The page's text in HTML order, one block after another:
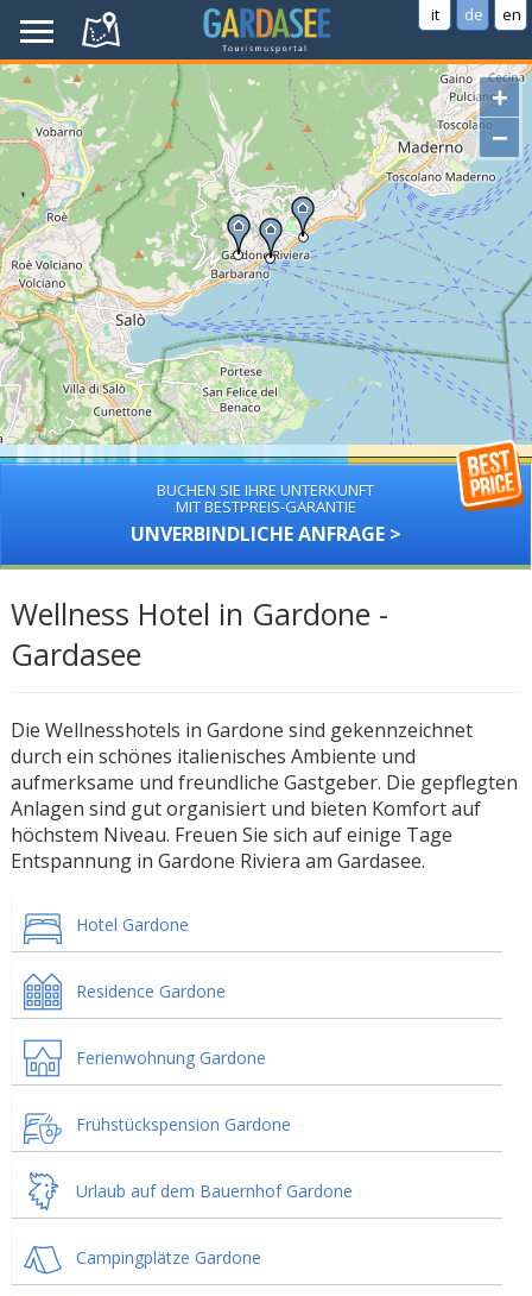
it de en
+
−
BUCHEN SIE IHRE UNTERKUNFT
MIT BESTPREIS-GARANTIE
UNVERBINDLICHE ANFRAGE >
Wellness Hotel in Gardone -
Gardasee
Die Wellnesshotels in Gardone sind gekennzeichnet
durch ein schönes italienisches Ambiente und
aufmerksame und freundliche Gastgeber. Die gepflegten
Anlagen sind gut organisiert und bieten Komfort auf
höchstem Niveau. Freuen Sie sich auf einige Tage
Entspannung in Gardone Riviera am Gardasee.
Hotel Gardone
Residence Gardone
Ferienwohnung Gardone
Frühstückspension Gardone
Urlaub auf dem Bauernhof Gardone
Campingplätze Gardone